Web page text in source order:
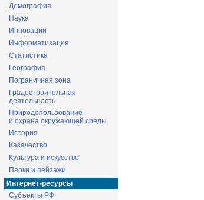
Демография
Наука
Инновации
Информатизация
Статистика
География
Пограничная зона
Градостроительная
деятельность
Природопользование
и охрана окружающей среды
История
Казачество
Культура и искусство
Парки и пейзажи
Интернет-ресурсы
Субъекты РФ